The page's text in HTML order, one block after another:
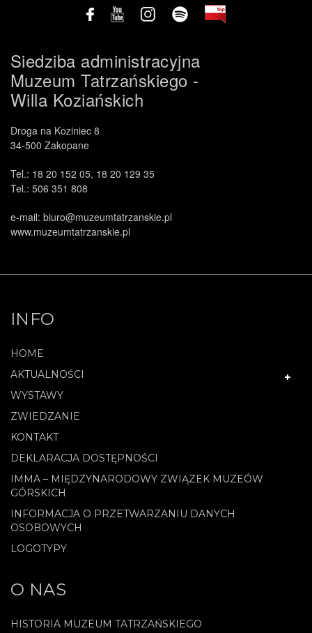
Siedziba administracyjna
Muzeum Tatrzańskiego -
Willa Koziańskich
Droga na Koziniec 8
34-500 Zakopane
Tel.: 18 20 152 05, 18 20 129 35
Tel.: 506 351 808
e-mail: biuro@muzeumtatrzanskie.pl
www.muzeumtatrzanskie.pl
INFO
HOME
AKTUALNOŚCI
WYSTAWY
ZWIEDZANIE
KONTAKT
DEKLARACJA DOSTĘPNOŚCI
IMMA – MIĘDZYNARODOWY ZWIĄZEK MUZEÓW
GÓRSKICH
INFORMACJA O PRZETWARZANIU DANYCH
OSOBOWYCH
LOGOTYPY
O NAS
HISTORIA MUZEUM TATRZAŃSKIEGO